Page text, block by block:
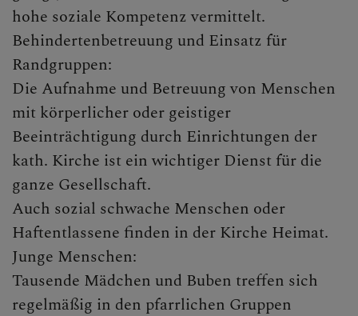
hohe soziale Kompetenz vermittelt.
Behindertenbetreuung und Einsatz für
Randgruppen:
Die Aufnahme und Betreuung von Menschen
mit körperlicher oder geistiger
Beeinträchtigung durch Einrichtungen der
kath. Kirche ist ein wichtiger Dienst für die
ganze Gesellschaft.
Auch sozial schwache Menschen oder
Haftentlassene finden in der Kirche Heimat.
Junge Menschen:
Tausende Mädchen und Buben treffen sich
regelmäßig in den pfarrlichen Gruppen